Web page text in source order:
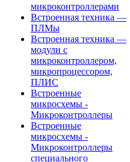
микроконтроллерами
Встроенная техника —
ПЛМы
Встроенная техника —
модули с
микроконтроллером,
микропроцессором,
ПЛИС
Встроенные
микросхемы -
Микроконтроллеры
Встроенные
микросхемы -
Микроконтроллеры
специального